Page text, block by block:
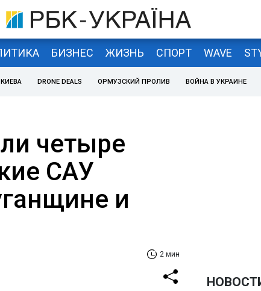
БИЗНЕС ЖИЗНЬ СПОРТ WAVE
DRONE DEALS ОРМУЗСКИЙ ПРОЛИВ ВОЙНА В УКРАИНЕ
четыре
САУ
и
2 мин